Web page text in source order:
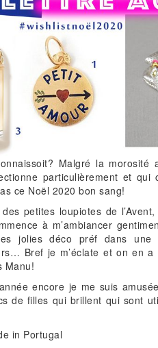
Malgré la morosité
particulièrement et
ce Noël 2020 bon sang!
petites loupiotes de
à m’ambiancer
jolies déco préf dans
Bref je m’éclate et on en
Manu!
encore je me suis
de filles qui brillent qui sont
in Portugal